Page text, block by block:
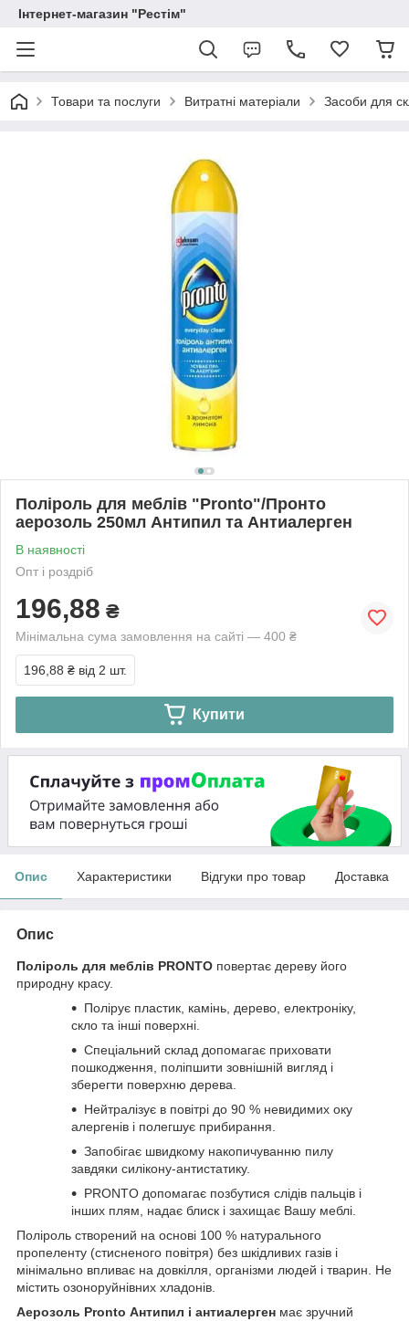
Інтернет-магазин "Рестім"
Товари та послуги Витратні матеріали Засоби для
Поліроль для меблів "Pronto"/Пронто
аерозоль 250мл Антипил та Антиалерген
В наявності
Опт і роздріб
196,88 ₴
Мінімальна сума замовлення на сайті — 400 ₴
196,88 ₴ від 2 шт.
Купити
Опис Характеристики Відгуки про товар Доставка
Опис
Поліроль для меблів PRONTO повертає дереву його
природну красу.
Полірує пластик, камінь, дерево, електроніку,
скло та інші поверхні.
Спеціальний склад допомагає приховати
пошкодження, поліпшити зовнішній вигляд і
зберегти поверхню дерева.
Нейтралізує в повітрі до 90 % невидимих ​​оку
алергенів і полегшує прибирання.
Запобігає швидкому накопичуванню пилу
завдяки силікону-антистатику.
PRONTO допомагає позбутися слідів пальців і
інших плям, надає блиск і захищає Вашу меблі.
Поліроль створений на основі 100 % натурального
пропеленту (стисненого повітря) без шкідливих газів і
мінімально впливає на довкілля, організми людей і тварин. Не
містить озоноруйнівних хладонів.
Aерозоль Pronto Антипил і антиалерген має зручний